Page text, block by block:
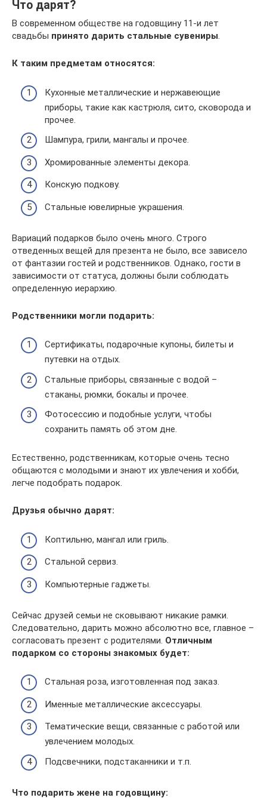
Что дарят?
В современном обществе на годовщину 11-и лет
свадьбы принято дарить стальные сувениры.
К таким предметам относятся:
Кухонные металлические и нержавеющие
приборы, такие как кастрюля, сито, сковорода и
прочее.
Шампура, грили, мангалы и прочее.
Хромированные элементы декора.
Конскую подкову.
Стальные ювелирные украшения.
Вариаций подарков было очень много. Строго
отведенных вещей для презента не было, все зависело
от фантазии гостей и родственников. Однако, гости в
зависимости от статуса, должны были соблюдать
определенную иерархию.
Родственники могли подарить:
Сертификаты, подарочные купоны, билеты и
путевки на отдых.
Стальные приборы, связанные с водой –
стаканы, рюмки, бокалы и прочее.
Фотосессию и подобные услуги, чтобы
сохранить память об этом дне.
Естественно, родственникам, которые очень тесно
общаются с молодыми и знают их увлечения и хобби,
легче подобрать подарок.
Друзья обычно дарят:
Коптильню, мангал или гриль.
Стальной сервиз.
Компьютерные гаджеты.
Сейчас друзей семьи не сковывают никакие рамки.
Следовательно, дарить можно абсолютно все, главное –
согласовать презент с родителями. Отличным
подарком со стороны знакомых будет:
Стальная роза, изготовленная под заказ.
Именные металлические аксессуары.
Тематические вещи, связанные с работой или
увлечением молодых.
Подсвечники, подстаканники и т.п.
Что подарить жене на годовщину: